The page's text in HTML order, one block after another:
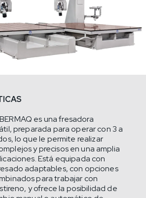
es una fresadora
preparada para operar con 3 a
lo que le permite realizar
y precisos en una amplia
Está equipada con
adaptables, con opciones
para trabajar con
y ofrece la posibilidad de